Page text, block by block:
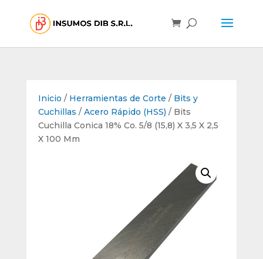
Inicio / Herramientas de Corte / Bits y
Cuchillas / Acero Rápido (HSS) / Bits
Cuchilla Conica 18% Co. 5/8 (15,8) X 3,5 X 2,5
X 100 Mm